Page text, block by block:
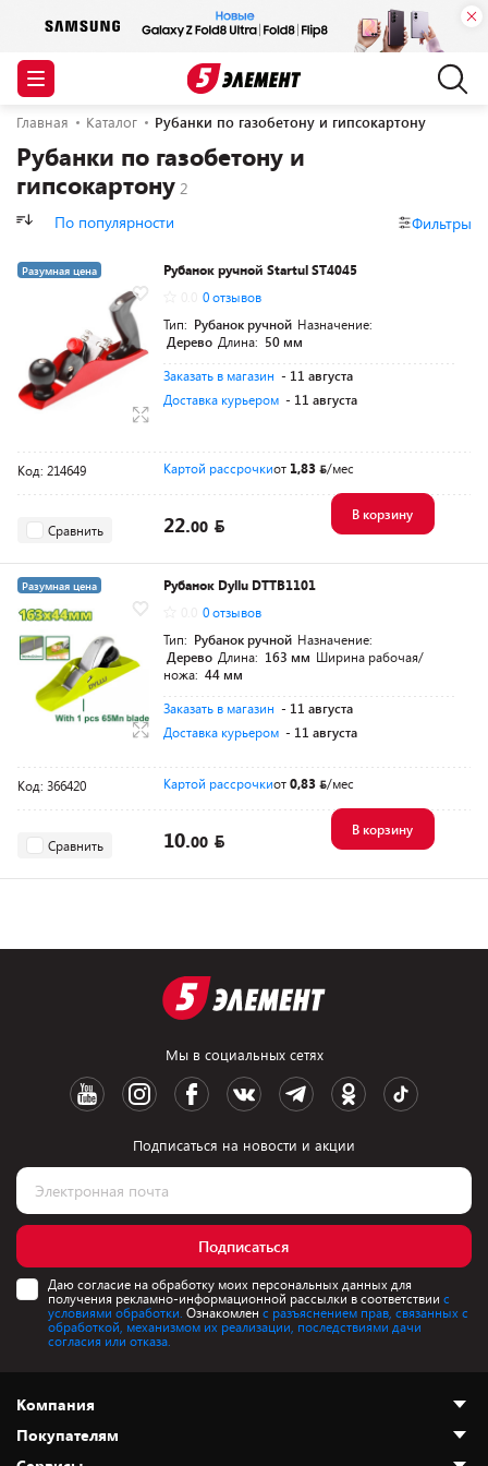
Главная Каталог Рубанки по газобетону и гипсокартону
Рубанки по газобетону и
гипсокартону
По популярности Фильтры
Разумная цена
Рубанок ручной Startul ST4045
0 отзывов
Тип: Рубанок ручной Назначение:
Дерево Длина: 50 мм
Заказать в магазин - 11 августа
Доставка курьером - 11 августа
Код: 214649 Картой рассрочкиот 1,83 /мес
Сравнить 22.00
В корзину
Разумная цена
Рубанок Dyllu DTTB1101
0 отзывов
Тип: Рубанок ручной Назначение:
Дерево Длина: 163 мм Ширина рабочая/
ножа: 44 мм
Заказать в магазин - 11 августа
Доставка курьером - 11 августа
Код: 366420 Картой рассрочкиот0,83 /мес
Сравнить 10.00
В корзину
Мы в социальных сетях
Подписаться на новости и акции
Подписаться
Даю согласие на обработку моих персональных данных для
получения рекламно-информационной рассылки в соответствии с
условиями обработки. Ознакомлен с разъяснением прав, связанных с
обработкой, механизмом их реализации, последствиями дачи
согласия или отказа.
Компания
О нас
Покупателям